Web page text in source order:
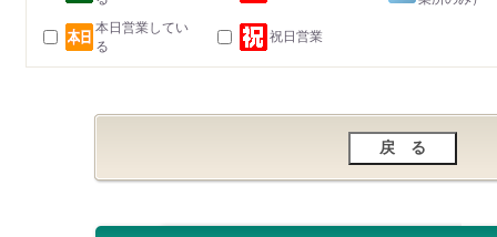
本日営業してい
る
祝日営業